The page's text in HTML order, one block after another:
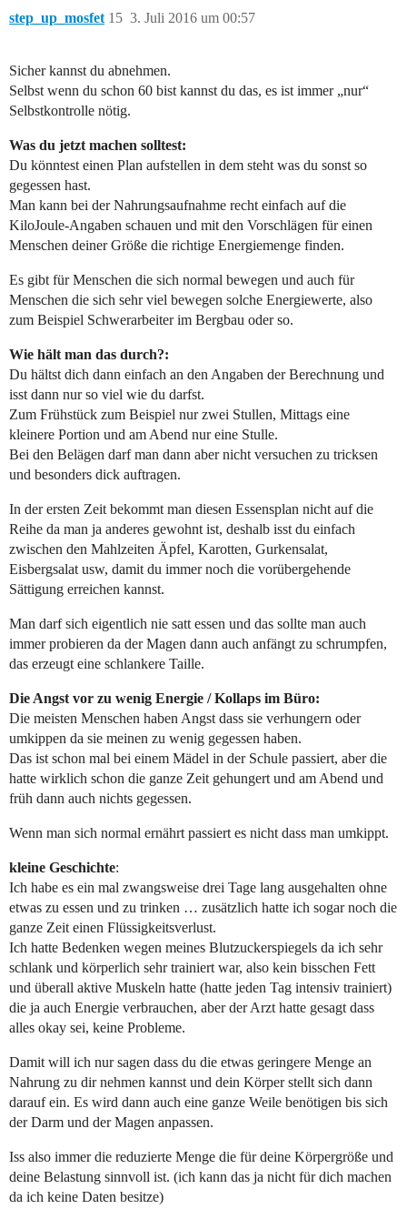
step_up_mosfet 3. Juli 2016 um 00:57
15
Sicher kannst du abnehmen.
Selbst wenn du schon 60 bist kannst du das, es ist immer „nur“
Selbstkontrolle nötig.
Was du jetzt machen solltest:
Du könntest einen Plan aufstellen in dem steht was du sonst so
gegessen hast.
Man kann bei der Nahrungsaufnahme recht einfach auf die
KiloJoule-Angaben schauen und mit den Vorschlägen für einen
Menschen deiner Größe die richtige Energiemenge finden.
Es gibt für Menschen die sich normal bewegen und auch für
Menschen die sich sehr viel bewegen solche Energiewerte, also
zum Beispiel Schwerarbeiter im Bergbau oder so.
Wie hält man das durch?:
Du hältst dich dann einfach an den Angaben der Berechnung und
isst dann nur so viel wie du darfst.
Zum Frühstück zum Beispiel nur zwei Stullen, Mittags eine
kleinere Portion und am Abend nur eine Stulle.
Bei den Belägen darf man dann aber nicht versuchen zu tricksen
und besonders dick auftragen.
In der ersten Zeit bekommt man diesen Essensplan nicht auf die
Reihe da man ja anderes gewohnt ist, deshalb isst du einfach
zwischen den Mahlzeiten Äpfel, Karotten, Gurkensalat,
Eisbergsalat usw, damit du immer noch die vorübergehende
Sättigung erreichen kannst.
Man darf sich eigentlich nie satt essen und das sollte man auch
immer probieren da der Magen dann auch anfängt zu schrumpfen,
das erzeugt eine schlankere Taille.
Die Angst vor zu wenig Energie / Kollaps im Büro:
Die meisten Menschen haben Angst dass sie verhungern oder
umkippen da sie meinen zu wenig gegessen haben.
Das ist schon mal bei einem Mädel in der Schule passiert, aber die
hatte wirklich schon die ganze Zeit gehungert und am Abend und
früh dann auch nichts gegessen.
Wenn man sich normal ernährt passiert es nicht dass man umkippt.
kleine Geschichte:
Ich habe es ein mal zwangsweise drei Tage lang ausgehalten ohne
etwas zu essen und zu trinken … zusätzlich hatte ich sogar noch die
ganze Zeit einen Flüssigkeitsverlust.
Ich hatte Bedenken wegen meines Blutzuckerspiegels da ich sehr
schlank und körperlich sehr trainiert war, also kein bisschen Fett
und überall aktive Muskeln hatte (hatte jeden Tag intensiv trainiert)
die ja auch Energie verbrauchen, aber der Arzt hatte gesagt dass
alles okay sei, keine Probleme.
Damit will ich nur sagen dass du die etwas geringere Menge an
Nahrung zu dir nehmen kannst und dein Körper stellt sich dann
darauf ein. Es wird dann auch eine ganze Weile benötigen bis sich
der Darm und der Magen anpassen.
Iss also immer die reduzierte Menge die für deine Körpergröße und
deine Belastung sinnvoll ist. (ich kann das ja nicht für dich machen
da ich keine Daten besitze)